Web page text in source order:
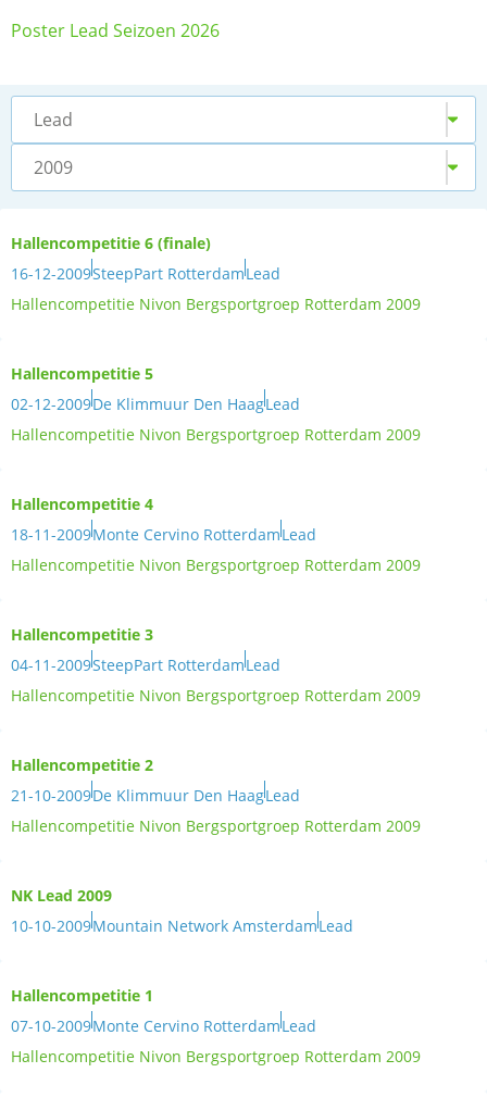
Poster Lead Seizoen 2026
Lead
2009
Hallencompetitie 6 (finale)
16-12-2009SteepPart RotterdamLead
Hallencompetitie Nivon Bergsportgroep Rotterdam 2009
Hallencompetitie 5
02-12-2009De Klimmuur Den HaagLead
Hallencompetitie Nivon Bergsportgroep Rotterdam 2009
Hallencompetitie 4
18-11-2009Monte Cervino RotterdamLead
Hallencompetitie Nivon Bergsportgroep Rotterdam 2009
Hallencompetitie 3
04-11-2009SteepPart RotterdamLead
Hallencompetitie Nivon Bergsportgroep Rotterdam 2009
Hallencompetitie 2
21-10-2009De Klimmuur Den HaagLead
Hallencompetitie Nivon Bergsportgroep Rotterdam 2009
NK Lead 2009
10-10-2009Mountain Network AmsterdamLead
Hallencompetitie 1
07-10-2009Monte Cervino RotterdamLead
Hallencompetitie Nivon Bergsportgroep Rotterdam 2009